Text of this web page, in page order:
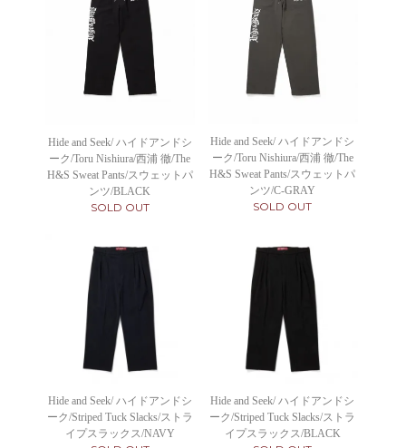
Hide and Seek/ ハイドアンドシ
ーク/Toru Nishiura/西浦 徹/The
H&S Sweat Pants/スウェットパ
ンツ/BLACK
SOLD OUT
Hide and Seek/ ハイドアンドシ
ーク/Toru Nishiura/西浦 徹/The
H&S Sweat Pants/スウェットパ
ンツ/C-GRAY
SOLD OUT
Hide and Seek/ ハイドアンドシ
ーク/Striped Tuck Slacks/ストラ
イプスラックス/NAVY
Hide and Seek/ ハイドアンドシ
ーク/Striped Tuck Slacks/ストラ
イプスラックス/BLACK